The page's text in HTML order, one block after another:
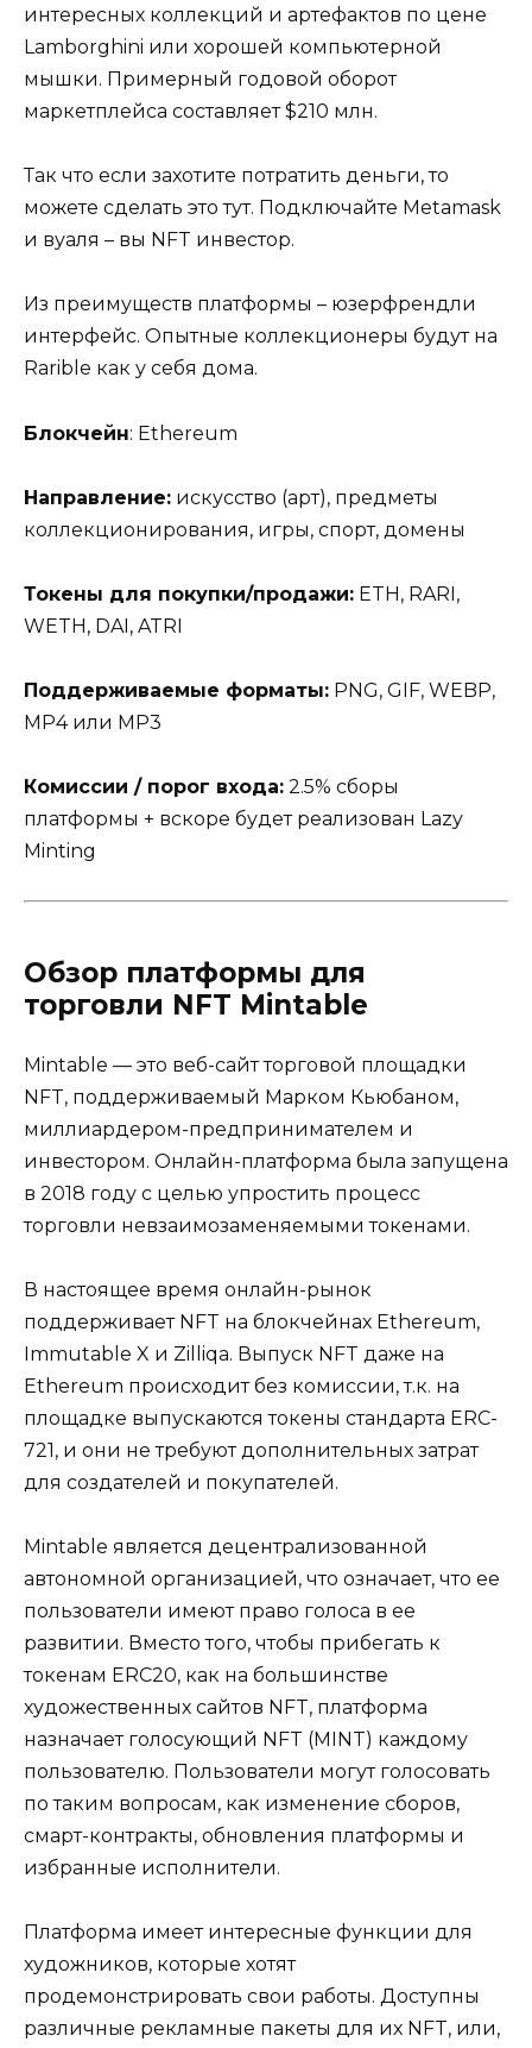
интересных коллекций и артефактов по цене
Lamborghini или хорошей компьютерной
мышки. Примерный годовой оборот
маркетплейса составляет $210 млн.
Так что если захотите потратить деньги, то
можете сделать это тут. Подключайте Metamask
и вуаля – вы NFT инвестор.
Из преимуществ платформы – юзерфрендли
интерфейс. Опытные коллекционеры будут на
Rarible как у себя дома.
Блокчейн: Ethereum
Направление: искусство (арт), предметы
коллекционирования, игры, спорт, домены
Токены для покупки/продажи: ETH, RARI,
WETH, DAI, ATRI
Поддерживаемые форматы: PNG, GIF, WEBP,
MP4 или MP3
Комиссии / порог входа: 2.5% сборы
платформы + вскоре будет реализован Lazy
Minting
Обзор платформы для
торговли NFT Mintable
Mintable — это веб-сайт торговой площадки
NFT, поддерживаемый Марком Кьюбаном,
миллиардером-предпринимателем и
инвестором. Онлайн-платформа была запущена
в 2018 году с целью упростить процесс
торговли невзаимозаменяемыми токенами.
В настоящее время онлайн-рынок
поддерживает NFT на блокчейнах Ethereum,
Immutable X и Zilliqa. Выпуск NFT даже на
Ethereum происходит без комиссии, т.к. на
площадке выпускаются токены стандарта ERC-
721, и они не требуют дополнительных затрат
для создателей и покупателей.
Mintable является децентрализованной
автономной организацией, что означает, что ее
пользователи имеют право голоса в ее
развитии. Вместо того, чтобы прибегать к
токенам ERC20, как на большинстве
художественных сайтов NFT, платформа
назначает голосующий NFT (MINT) каждому
пользователю. Пользователи могут голосовать
по таким вопросам, как изменение сборов,
смарт-контракты, обновления платформы и
избранные исполнители.
Платформа имеет интересные функции для
художников, которые хотят
продемонстрировать свои работы. Доступны
различные рекламные пакеты для их NFT, или,